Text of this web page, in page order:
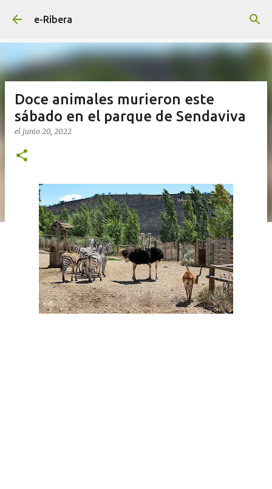
e-Ribera
Doce animales murieron este
sábado en el parque de Sendaviva
el junio 20, 2022